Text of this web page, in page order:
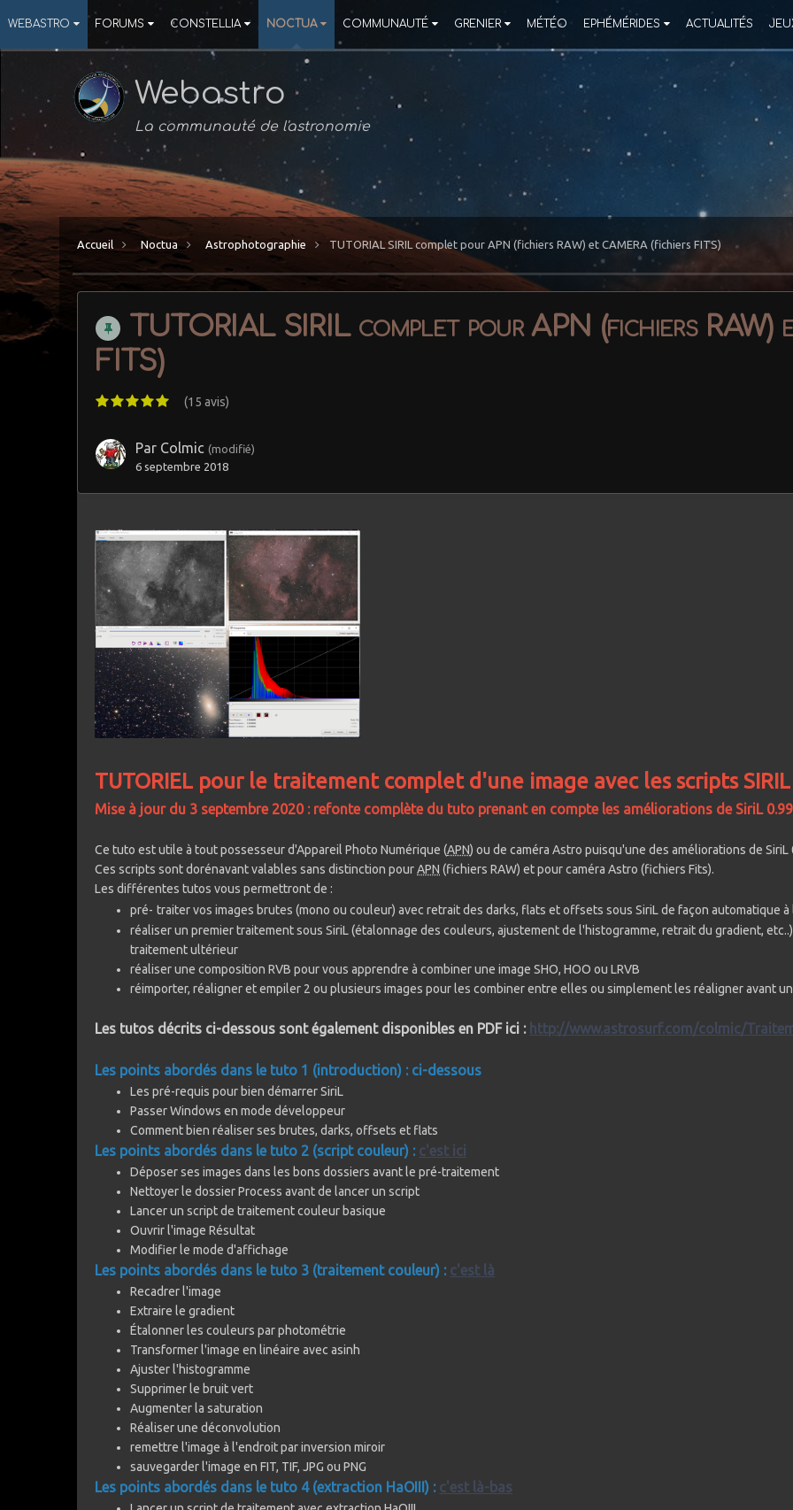
WEBASTRO FORUMS CONSTELLIA NOCTUA COMMUNAUTÉ GRENIER MÉTÉO EPHÉMÉRIDES ACTUALITÉS
Webastro
La communauté de l'astronomie
Accueil Noctua Astrophotographie TUTORIAL SIRIL complet pour APN (fichiers RAW) et CAMERA (fichiers FITS)
TUTORIAL SIRIL complet pour APN (fichiers RAW)
FITS)
(15 avis)
Par Colmic (modifié)
6 septembre 2018
TUTORIEL pour le traitement complet d'une image avec les scripts SIRIL
Mise à jour du 3 septembre 2020 : refonte complète du tuto prenant en compte les améliorations de SiriL
Ce tuto est utile à tout possesseur d'Appareil Photo Numérique (APN) ou de caméra Astro puisqu'une des améliorations de
Ces scripts sont dorénavant valables sans distinction pourAPN (fichiers RAW) et pour caméra Astro (fichiers Fits).
Les différentes tutos vous permettront de :
pré- traiter vos images brutes (mono ou couleur) avec retrait des darks, flats et offsets sous SiriL de façon automatique
réaliser un premier traitement sous SiriL (étalonnage des couleurs, ajustement de l'histogramme, retrait du gradient, etc..)
traitement ultérieur
réaliser une composition RVB pour vous apprendre à combiner une image SHO, HOO ou LRVB
réimporter, réaligner et empiler 2 ou plusieurs images pour les combiner entre elles ou simplement les réaligner avant
Les tutos décrits ci-dessous sont également disponibles en PDF ici : http://www.astrosurf.com/colmic/
Les points abordés dans le tuto 1 (introduction) : ci-dessous
Les pré-requis pour bien démarrer SiriL
Passer Windows en mode développeur
Comment bien réaliser ses brutes, darks, offsets et flats
Les points abordés dans le tuto 2 (script couleur) : c'est ici
Déposer ses images dans les bons dossiers avant le pré-traitement
Nettoyer le dossier Process avant de lancer un script
Lancer un script de traitement couleur basique
Ouvrir l'image Résultat
Modifier le mode d'affichage
Les points abordés dans le tuto 3 (traitement couleur) : c'est là
Recadrer l'image
Extraire le gradient
Étalonner les couleurs par photométrie
Transformer l'image en linéaire avec asinh
Ajuster l'histogramme
Supprimer le bruit vert
Augmenter la saturation
Réaliser une déconvolution
remettre l'image à l'endroit par inversion miroir
sauvegarder l'image en FIT, TIF, JPG ou PNG
Les points abordés dans le tuto 4 (extraction HaOIII) : c'est là-bas